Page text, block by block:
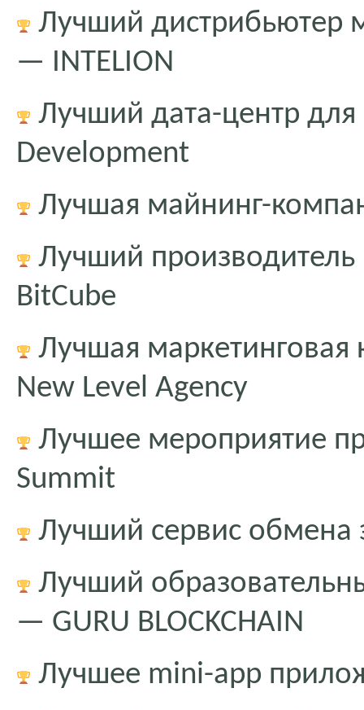
Лучший дистрибьютер
— INTELION
Лучший дата-центр
Development
Лучшая майнинг-
Лучший
BitCube
Лучшая
New Level Agency
Лучшее мероприятие
Summit
Лучший сервис обмена
Лучший
— GURU BLOCKCHAIN
Лучшее mini-app